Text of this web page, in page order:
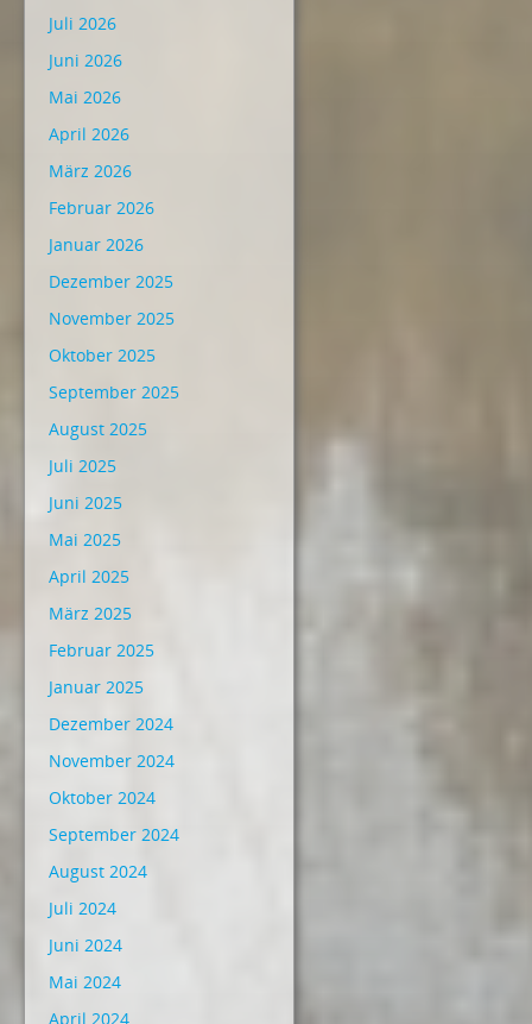
Juli 2026
Juni 2026
Mai 2026
April 2026
März 2026
Februar 2026
Januar 2026
Dezember 2025
November 2025
Oktober 2025
September 2025
August 2025
Juli 2025
Juni 2025
Mai 2025
April 2025
März 2025
Februar 2025
Januar 2025
Dezember 2024
November 2024
Oktober 2024
September 2024
August 2024
Juli 2024
Juni 2024
Mai 2024
April 2024